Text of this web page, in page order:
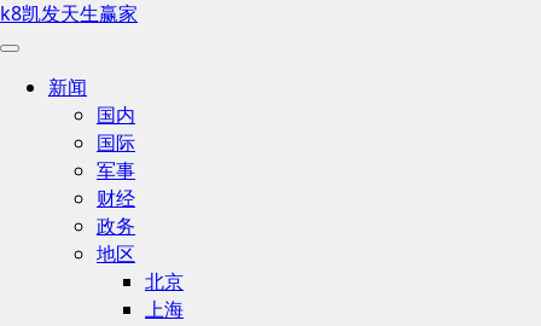
k8凯发天生赢家
新闻
国内
国际
军事
财经
政务
地区
北京
上海